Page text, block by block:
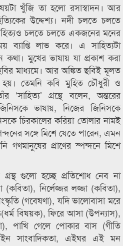
খুঁজি তা হলো রসাস্বাদন। আর
উদ্দেশ্য। নদী চলতে চলতে
চলতে চলতে একজনের মনের
ব্যাপ্তি লাভ করে। এ সাহিত্যটা
মুখের ভাষায় যা প্রকাশ করা
মাধ্যমে। আর অঙ্কিত ছবিই মূলত
হয়। তেমনি কবি মুহিত চৌধুরী ও
‘সাহিত্য’ গ্রন্থে বলেন, অন্তরের
ভাষায়, নিজের জিনিসকে
চিরকালের করিয়া তোলার নামই
সঙ্গে মিশে যেতে পারেন, এমন
প্রাণের স্পন্দনে মিশে
গুলো হচ্ছে প্রতিশোধ নেব না
নির্লেজ্জর লজ্জা (কবিতা),
(গবেষণা), যদি ভালোবাসা মরে
বিষয়ক), ফিরে আসা (উপন্যাস),
পাখি গেলে পোকার বাস (গীতি
সাংবাদিকতা, এইঘর এই মন